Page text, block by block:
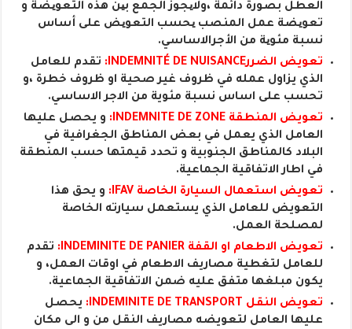
العطل بصورة دائمة ،ولایجوز الجمع بین هذه التعویضة و
تعویضة عمل المنصب یحسب التعویض على أساس
نسبة مئویة من الأجرالاساسي.
تعويض الضررINDEMNITÉ DE NUISANCE:
تقدم للعامل
الذي يزاول عمله في ظروف غير صحية او ظروف خطرة ،و
تحسب على اساس نسبة مئوية من الاجر الاساسي.
تعويض المنطقة INDEMNITE DE ZONE:
و يحصل عليها
العامل الذي يعمل في بعض المناطق الجغرافية في
البلاد كالمناطق الجنوبية و تحدد قيمتها حسب المنطقة
في اطار الاتفاقية الجماعية.
تعويض استعمال السيارة الخاصة IFAV:
و يحق هذا
التعويض للعامل الذي يستعمل سيارته الخاصة
لمصلحة العمل.
تعويض الاطعام او القفة INDEMINITE DE PANIER:
تقدم
للعامل لتغطية مصاريف الاطعام في اوقات العمل، و
يكون مبلغها متفق عليه ضمن الاتفاقية الجماعية.
تعويض النقل INDEMINITE DE TRANSPORT:
يحصل
عليها العامل لتعويضه مصاريف النقل من و الى مكان